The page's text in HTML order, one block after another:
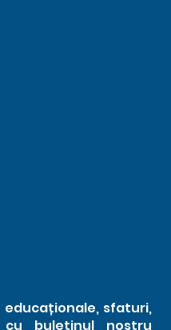
sfaturi,
buletinul nostru